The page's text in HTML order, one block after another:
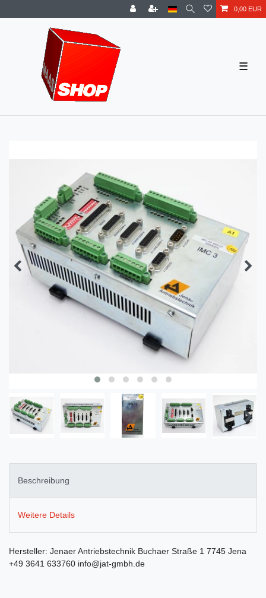
0,00 EUR
☰
Beschreibung
Weitere Details
Hersteller: Jenaer Antriebstechnik Buchaer Straße 1 7745 Jena
+49 3641 633760 info@jat-gmbh.de